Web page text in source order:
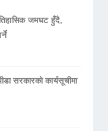
जमघट हुँदै,
सरकारको कार्यसूचीमा